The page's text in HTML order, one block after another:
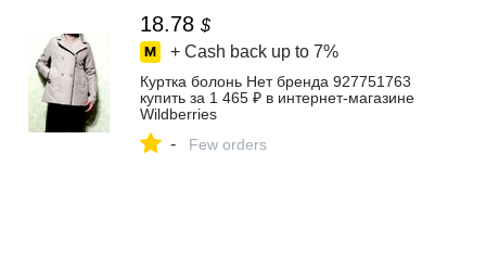
18.78 $
+ Cash back up to 7%
Куртка болонь Нет бренда 927751763
купить за 1 465 ₽ в интернет‑магазине
Wildberries
- Few orders